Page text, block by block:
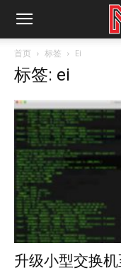
首页 标签 Ei
标签: ei
升级小型交换机